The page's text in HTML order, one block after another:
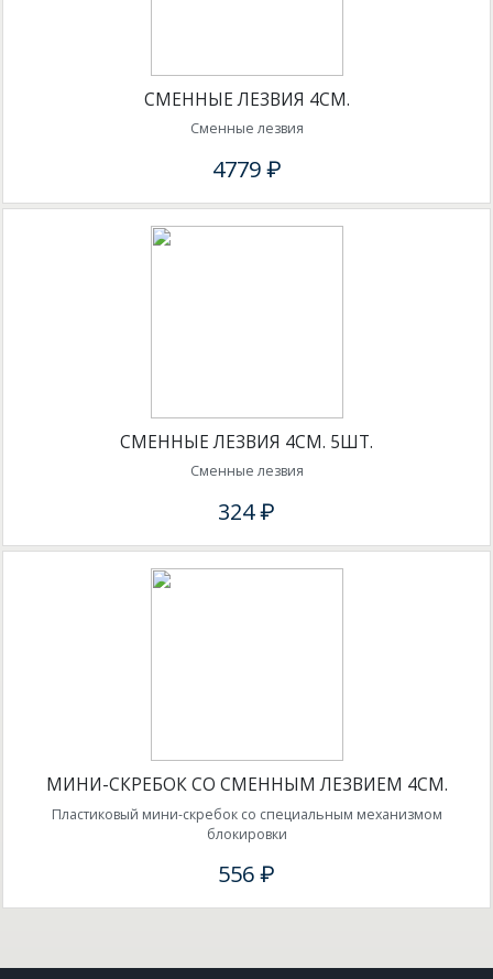
СМЕННЫЕ ЛЕЗВИЯ 4СМ.
Сменные лезвия
4779 ₽
СМЕННЫЕ ЛЕЗВИЯ 4СМ. 5ШТ.
Сменные лезвия
324 ₽
МИНИ-СКРЕБОК СО СМЕННЫМ ЛЕЗВИЕМ 4СМ.
Пластиковый мини-скребок со специальным механизмом
блокировки
556 ₽